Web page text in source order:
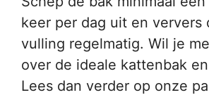
keer per dag uit en ververs
vulling regelmatig. Wil je
over de ideale kattenbak
Lees dan verder op onze